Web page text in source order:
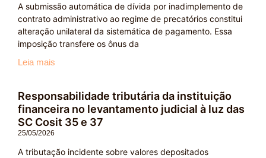
A submissão automática de dívida por inadimplemento de
contrato administrativo ao regime de precatórios constitui
alteração unilateral da sistemática de pagamento. Essa
imposição transfere os ônus da
Leia mais
Responsabilidade tributária da instituição
financeira no levantamento judicial à luz das
SC Cosit 35 e 37
25/05/2026
A tributação incidente sobre valores depositados